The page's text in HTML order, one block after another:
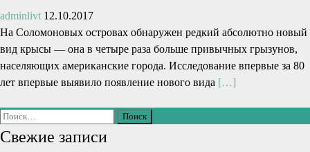
adminlivt 12.10.2017
На Соломоновых островах обнаружен редкий абсолютно новый
вид крысы — она в четыре раза больше привычных грызунов,
населяющих американские города. Исследование впервые за 80
лет впервые выявило появление нового вида […]
Свежие записи